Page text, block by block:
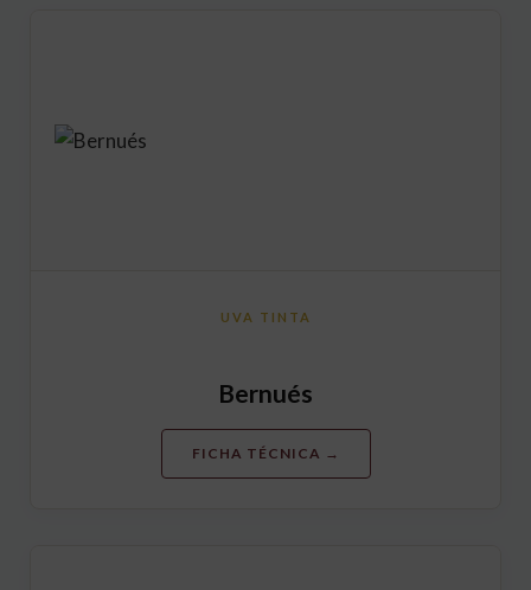
UVA TINTA
Bernués
FICHA TÉCNICA →